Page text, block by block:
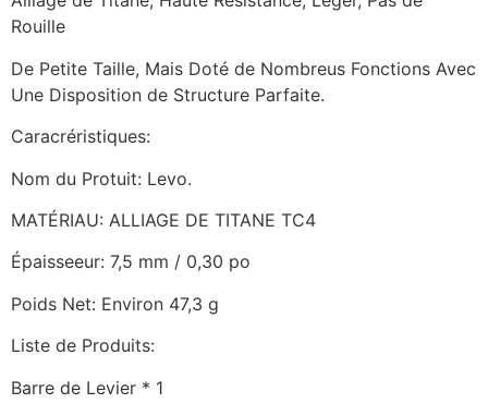
Rouille
De Petite Taille, Mais Doté de Nombreus Fonctions Avec
Une Disposition de Structure Parfaite.
Caracréristiques:
Nom du Protuit: Levo.
MATÉRIAU: ALLIAGE DE TITANE TC4
Épaisseeur: 7,5 mm / 0,30 po
Poids Net: Environ 47,3 g
Liste de Produits:
Barre de Levier * 1